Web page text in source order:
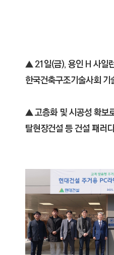
C
O
N
T
R
T
I
O
)
▲ 21일(금), 용인 H 사일
한국건축구조기술사회
▲ 고층화 및 시공성 확보
탈현장건설 등 건설 패러